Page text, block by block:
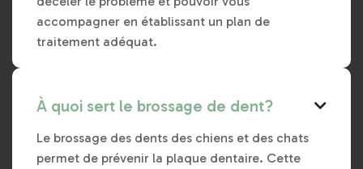
accompagner en établissant un plan de
traitement adéquat.
À quoi sert le brossage de dent? 
Le brossage des dents des chiens et des chats
permet de prévenir la plaque dentaire. Cette